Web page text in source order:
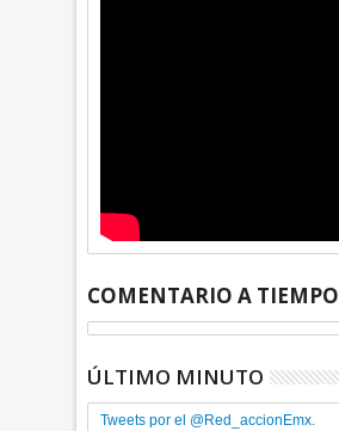
COMENTARIO A TIEMPO
ÚLTIMO MINUTO
Tweets por el @Red_accionEmx.